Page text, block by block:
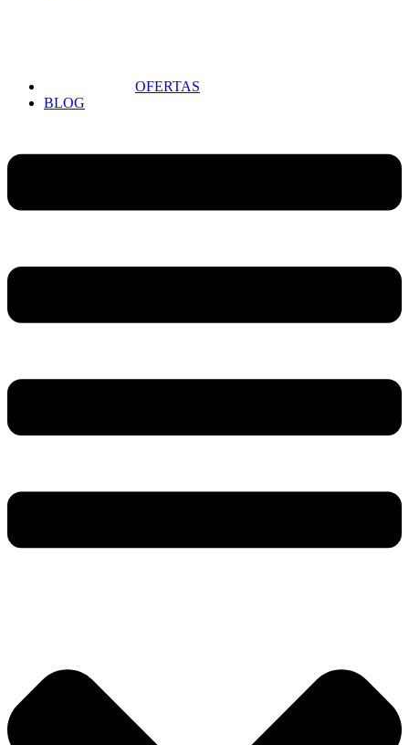
OFERTAS
BLOG